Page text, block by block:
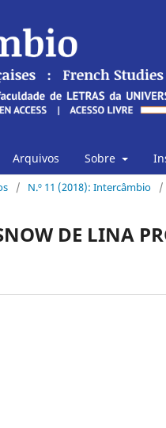
Arquivos Sobre
/ N.º 11 (2018): Intercâmbio /
DE LINA